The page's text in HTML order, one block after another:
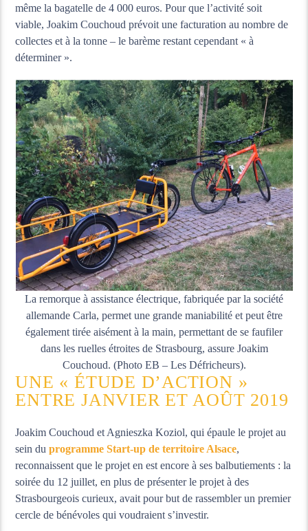
même la bagatelle de 4 000 euros. Pour que l’activité soit
viable, Joakim Couchoud prévoit une facturation au nombre de
collectes et à la tonne – le barème restant cependant « à
déterminer ».
La remorque à assistance électrique, fabriquée par la société
allemande Carla, permet une grande maniabilité et peut être
également tirée aisément à la main, permettant de se faufiler
dans les ruelles étroites de Strasbourg, assure Joakim
Couchoud. (Photo EB – Les Défricheurs).
UNE « ÉTUDE D’ACTION »
ENTRE JANVIER ET AOÛT 2019
Joakim Couchoud et Agnieszka Koziol, qui épaule le projet au
sein duprogramme Start-up de territoire Alsace,
reconnaissent que le projet en est encore à ses balbutiements : la
soirée du 12 juillet, en plus de présenter le projet à des
Strasbourgeois curieux, avait pour but de rassembler un premier
cercle de bénévoles qui voudraient s’investir.